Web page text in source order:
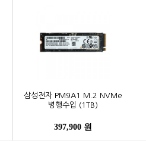
삼성전자 PM9A1 M.2 NVMe
병행수입 (1TB)
397,900 원